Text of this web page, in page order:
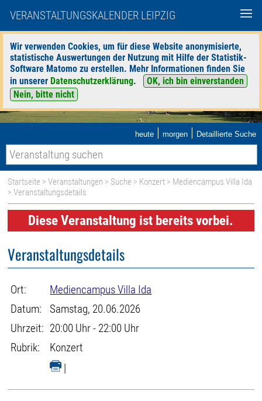
VERANSTALTUNGSKALENDER LEIPZIG
Wir verwenden Cookies, um für diese Website anonymisierte,
statistische Auswertungen der Nutzung mit Hilfe der Statistik-
Software Matomo zu erstellen. Mehr Informationen finden Sie
in unserer Datenschutzerklärung.
OK, ich bin einverstanden
Nein, bitte nicht
heute | morgen | Detaillierte Suche
Startseite >Veranstaltungen > Suche > Konzert > Mediencampus Villa Ida
> Veranstaltungsdetails
Diese Veranstaltung ist bereits vorbei.
Veranstaltungsdetails
Ort:
Mediencampus Villa Ida
Datum:
Samstag, 20.06.2026
Uhrzeit: 20:00 Uhr - 22:00 Uhr
Rubrik:
Konzert
|